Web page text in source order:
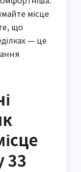
місце
що
— це
33